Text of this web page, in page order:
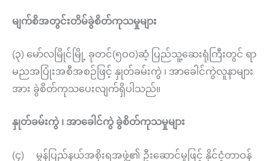
မျက်စိအတွင်းတိမ်ခွဲစိတ်ကုသမှုများ
(၃) မော်လမြိုင်မြို့ ခုတင်(၅ဝဝ)ဆံ့ ပြည်သူ့ဆေးရုံကြီးတွင် ရာ
မညအပြုံးအစီအစဉ်ဖြင့် နှုတ်ခမ်းကွဲ ၊ အာခေါင်ကွဲလူနာများ
အား ခွဲစိတ်ကုသပေးလျက်ရှိပါသည်။
နှုတ်ခမ်းကွဲ ၊ အာခေါင်ကွဲ ခွဲစိတ်ကုသမှုများ
(၄) မွန်ပြည်နယ်အစိုးရအဖွဲ့၏ ဦးဆောင်မှုဖြင့် နိုင်ငံ့တာဝန်